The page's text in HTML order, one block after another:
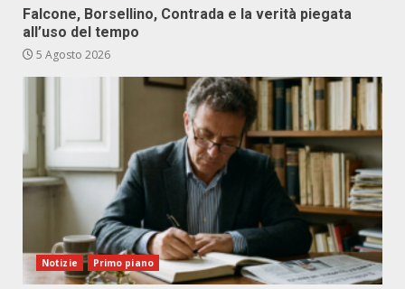
Falcone, Borsellino, Contrada e la verità piegata
all’uso del tempo
5 Agosto 2026
Notizie Primo piano